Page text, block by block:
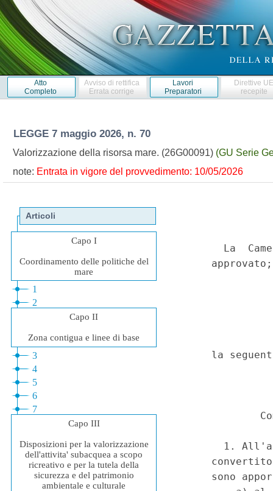
Atto
Completo
Avviso di rettifica
Errata corrige
Lavori
Preparatori
Direttive
recepite
LEGGE 7 maggio 2026, n. 70
Valorizzazione della risorsa mare. (26G00091) (GU Serie
note: Entrata in vigore del provvedimento: 10/05/2026